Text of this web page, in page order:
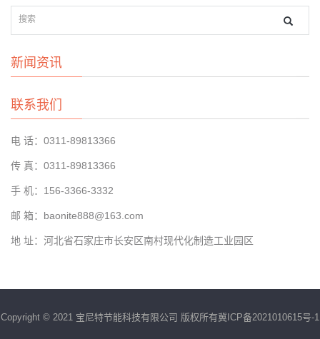
新闻资讯
联系我们
电 话：0311-89813366
传 真：0311-89813366
手 机：156-3366-3332
邮 箱：baonite888@163.com
地 址：河北省石家庄市长安区南村现代化制造工业园区
Copyright © 2021 宝尼特节能科技有限公司 版权所有冀ICP备2021010615号-1